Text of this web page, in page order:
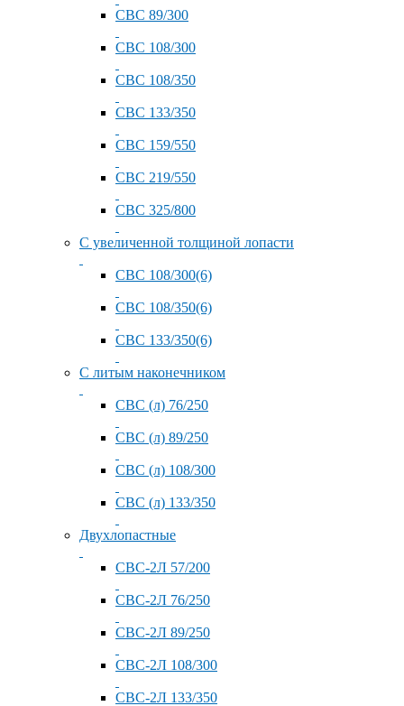
СВС 89/300
СВС 108/300
СВС 108/350
СВС 133/350
СВС 159/550
СВС 219/550
СВС 325/800
С увеличенной толщиной лопасти
СВС 108/300(6)
СВС 108/350(6)
СВС 133/350(6)
С литым наконечником
СВС (л) 76/250
СВС (л) 89/250
СВС (л) 108/300
СВС (л) 133/350
Двухлопастные
СВС-2Л 57/200
СВС-2Л 76/250
СВС-2Л 89/250
СВС-2Л 108/300
СВС-2Л 133/350